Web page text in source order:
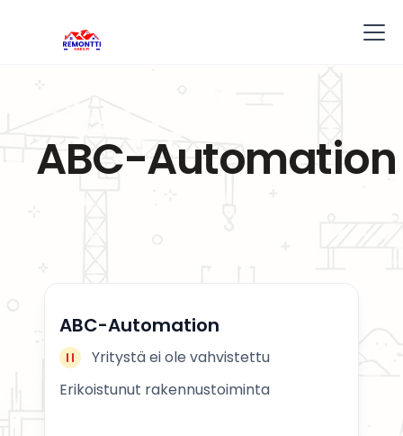
ABC-Automation
ABC-Automation
Yritystä ei ole vahvistettu
Erikoistunut rakennustoiminta